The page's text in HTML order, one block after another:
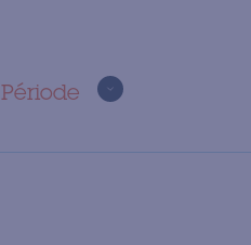
Période